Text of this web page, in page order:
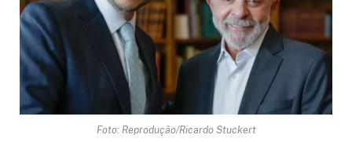
Foto: Reprodução/Ricardo Stuckert